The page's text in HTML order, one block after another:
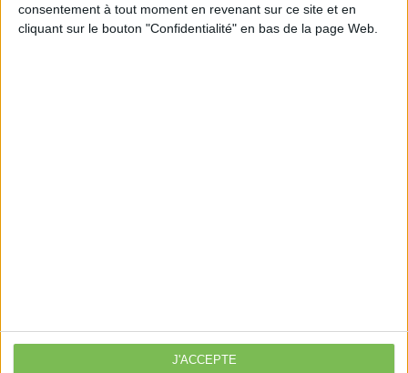
consentement à tout moment en revenant sur ce site et en
cliquant sur le bouton "Confidentialité" en bas de la page Web.
J'ACCEPTE
À la une